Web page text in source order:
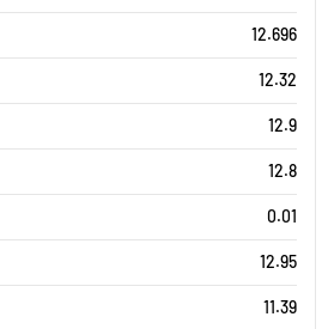
12.696
12.32
12.9
12.8
0.01
12.95
11.39